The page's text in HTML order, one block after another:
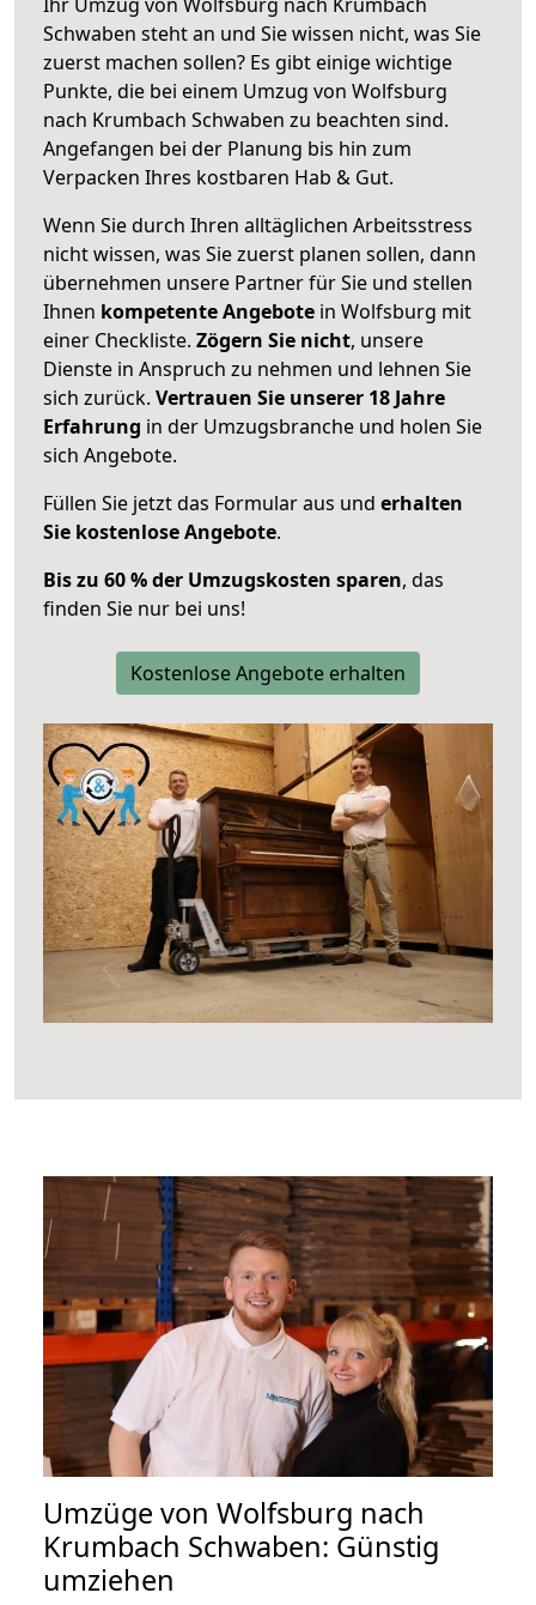
Schwaben steht an und Sie wissen nicht, was Sie
zuerst machen sollen? Es gibt einige wichtige
Punkte, die bei einem Umzug von Wolfsburg
nach Krumbach Schwaben zu beachten sind.
Angefangen bei der Planung bis hin zum
Verpacken Ihres kostbaren Hab & Gut.
Wenn Sie durch Ihren alltäglichen Arbeitsstress
nicht wissen, was Sie zuerst planen sollen, dann
übernehmen unsere Partner für Sie und stellen
Ihnen kompetente Angebote in Wolfsburg mit
einer Checkliste. Zögern Sie nicht, unsere
Dienste in Anspruch zu nehmen und lehnen Sie
sich zurück. Vertrauen Sie unserer 18 Jahre
Erfahrung in der Umzugsbranche und holen Sie
sich Angebote.
Füllen Sie jetzt das Formular aus und erhalten
Sie kostenlose Angebote.
Bis zu 60 % der Umzugskosten sparen, das
finden Sie nur bei uns!
Kostenlose Angebote erhalten
Umzüge von Wolfsburg nach
Krumbach Schwaben: Günstig
umziehen